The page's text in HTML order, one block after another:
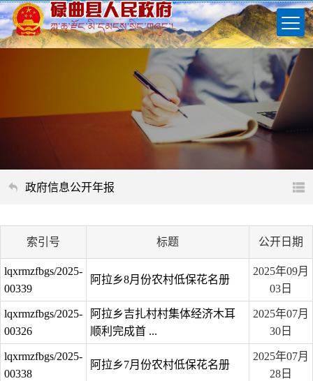
政府信息公开年报
索引号 标题 公开日期
lqxrmzfbgs/2025-
00339
阿拉乡8月份农村低保花名册
2025年09月
03日
lqxrmzfbgs/2025-
00326
阿拉乡吉扎村村集体经济木耳
顺利完成首 ...
2025年07月
30日
lqxrmzfbgs/2025-
00338
阿拉乡7月份农村低保花名册
2025年07月
28日